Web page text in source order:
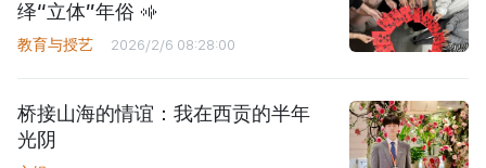
绎“立体”年俗
教育与授艺 2026/2/6 08:28:00
桥接山海的情谊：我在西贡的半年
光阴